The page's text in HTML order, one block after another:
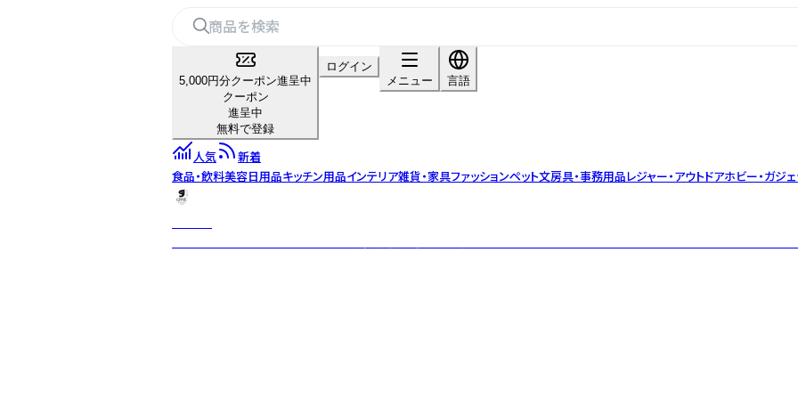
5,000円分クーポン進呈中
クーポン
進呈中
無料で登録
ログイン
メニュー
言語
人気
新着
食品・飲料美容日用品キッチン用品インテリア雑貨・家具ファッションペット文房具・事務用品レジャー・アウトドアホビー・ガジェ